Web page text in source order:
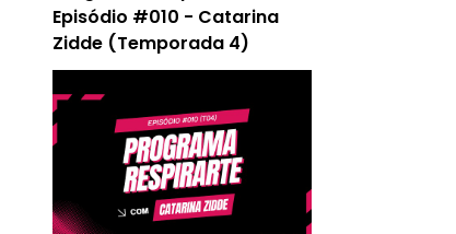
Episódio #010 - Catarina
Zidde (Temporada 4)